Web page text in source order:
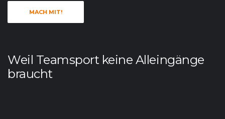
MACH MIT!
Weil Teamsport keine Alleingänge
braucht